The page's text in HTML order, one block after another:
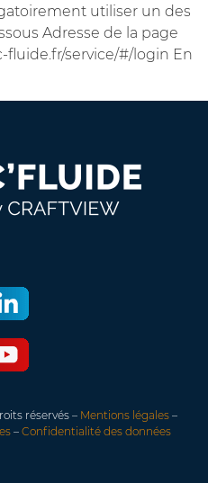
utiliser un des
Adresse de la page
fluide.fr/service/#/login En
réservés – Mentions légales–
– Confidentialité des données